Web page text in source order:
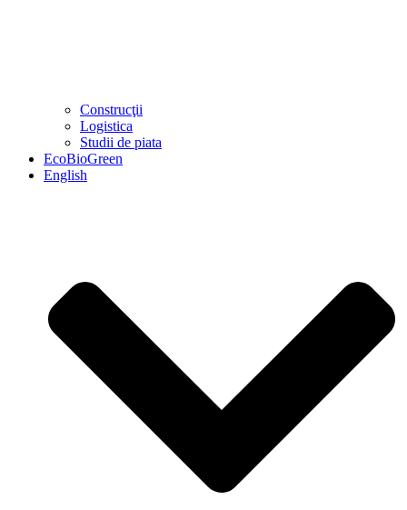
Construcţii
Logistica
Studii de piata
EcoBioGreen
English